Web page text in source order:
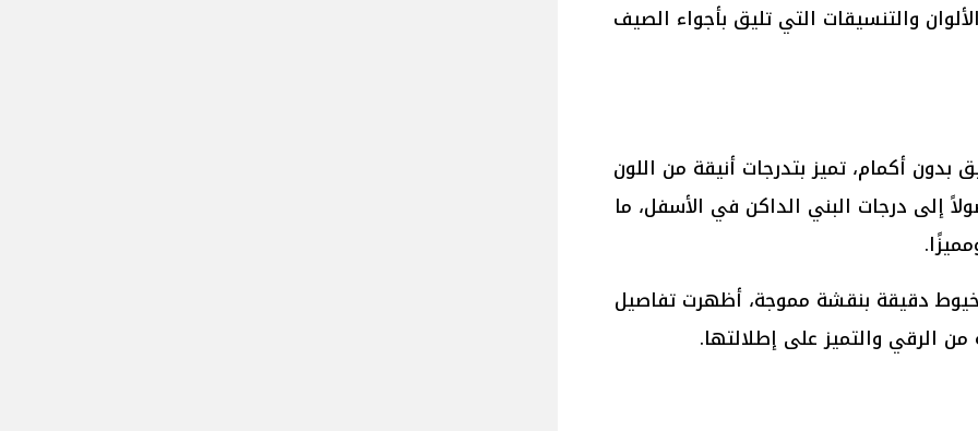
والتنسيقات التي تليق بأجواء الصيف
أكمام، تميز بتدرجات أنيقة من اللون
إلى درجات البني الداكن في الأسفل، ما
دقيقة بنقشة مموجة، أظهرت تفاصيل
الرقي والتميز على إطلالتها.